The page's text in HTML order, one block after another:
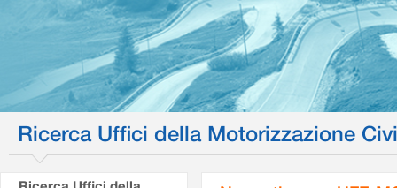
Ricerca Uffici della Motorizzazione